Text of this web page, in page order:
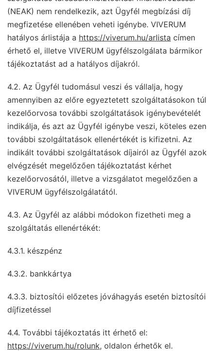
(NEAK) nem rendelkezik, azt Ügyfél megbízási díj
megfizetése ellenében veheti igénybe. VIVERUM
hatályos árlistája a https://viverum.hu/arlista címen
érhető el, illetve VIVERUM ügyfélszolgálata bármikor
tájékoztatást ad a hatályos díjakról.
4.2. Az Ügyfél tudomásul veszi és vállalja, hogy
amennyiben az előre egyeztetett szolgáltatásokon túl
kezelőorvosa további szolgáltatások igénybevételét
indikálja, és azt az Ügyfél igénybe veszi, köteles ezen
további szolgáltatások ellenértékét is kifizetni. Az
indikált további szolgáltatások díjairól az Ügyfél azok
elvégzését megelőzően tájékoztatást kérhet
kezelőorvosától, illetve a vizsgálatot megelőzően a
VIVERUM ügyfélszolgálatától.
4.3. Az Ügyfél az alábbi módokon fizetheti meg a
szolgáltatás ellenértékét:
4.3.1. készpénz
4.3.2. bankkártya
4.3.3. biztosítói előzetes jóváhagyás esetén biztosítói
díjfizetéssel
4.4. További tájékoztatás itt érhető el:
https://viverum.hu/rolunk, oldalon érhetők el.